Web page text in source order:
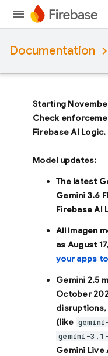
Documentation
Starting
Check
Firebase AI Logic.
Model updates:
The latest
Gemini 3.6
Firebase AI
All Imagen
as August
your apps to
Gemini 2.5
October
disruptions,
(like
gemini-
Gemini Live